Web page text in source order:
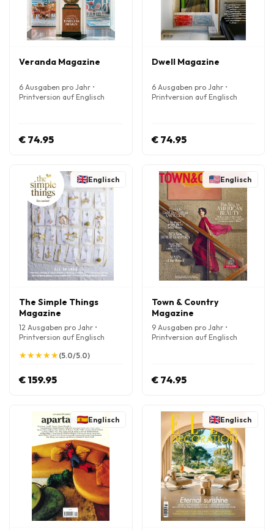
Veranda Magazine
6 Ausgaben pro Jahr •
Printversion auf Englisch
€ 74.95
Dwell Magazine
6 Ausgaben pro Jahr •
Printversion auf Englisch
€ 74.95
Englisch
The Simple Things
Magazine
12 Ausgaben pro Jahr •
Printversion auf Englisch
★
★★
★★
★★
★★
★(5.0/5.0)
€ 159.95
Englisch
Town & Country
Magazine
9 Ausgaben pro Jahr •
Printversion auf Englisch
€ 74.95
Englisch Englisch